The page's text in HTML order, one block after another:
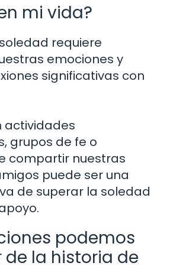
mi vida?
requiere
emociones y
significativas con
actividades
grupos de fe o
compartir nuestras
puede ser una
de superar la soledad
podemos
la historia de